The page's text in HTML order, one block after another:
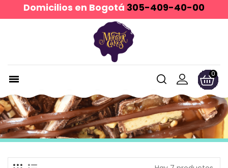
Domicilios en Bogotá 305-409-40-00
 0